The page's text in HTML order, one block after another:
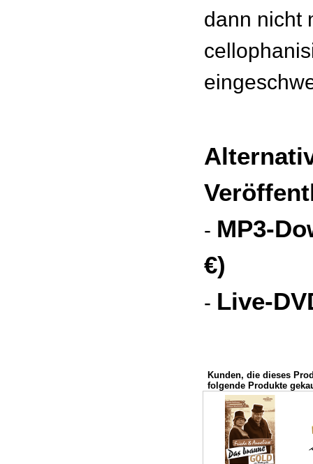
dann nicht
- MP3-
€)
- Live-
Kunden, die dieses
folgende Produkte